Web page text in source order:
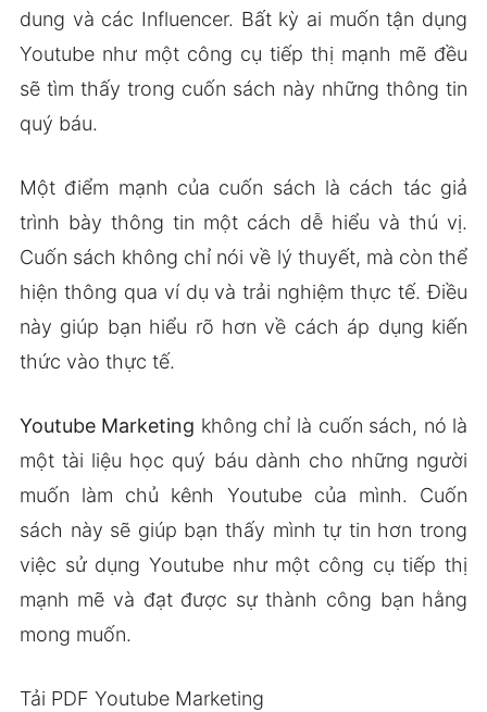
dung và các Influencer. Bất kỳ ai muốn tận dụng
Youtube như một công cụ tiếp thị mạnh mẽ đều
sẽ tìm thấy trong cuốn sách này những thông tin
quý báu.
Một điểm mạnh của cuốn sách là cách tác giả
trình bày thông tin một cách dễ hiểu và thú vị.
Cuốn sách không chỉ nói về lý thuyết, mà còn thể
hiện thông qua ví dụ và trải nghiệm thực tế. Điều
này giúp bạn hiểu rõ hơn về cách áp dụng kiến
thức vào thực tế.
Youtube Marketing không chỉ là cuốn sách, nó là
một tài liệu học quý báu dành cho những người
muốn làm chủ kênh Youtube của mình. Cuốn
sách này sẽ giúp bạn thấy mình tự tin hơn trong
việc sử dụng Youtube như một công cụ tiếp thị
mạnh mẽ và đạt được sự thành công bạn hằng
mong muốn.
Tải PDF Youtube Marketing